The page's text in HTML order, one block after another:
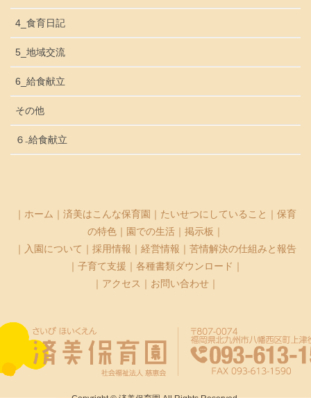
4_食育日記
5_地域交流
6_給食献立
その他
６₋給食献立
｜ ホーム ｜ 済美はこんな保育園 ｜ たいせつにしていること ｜ 保育
の特色 ｜ 園での生活 ｜ 掲示板 ｜
｜ 入園について ｜ 採用情報 ｜ 経営情報 ｜ 苦情解決の仕組みと報告
｜ 子育て支援 ｜ 各種書類ダウンロード ｜
｜ アクセス ｜ お問い合わせ ｜